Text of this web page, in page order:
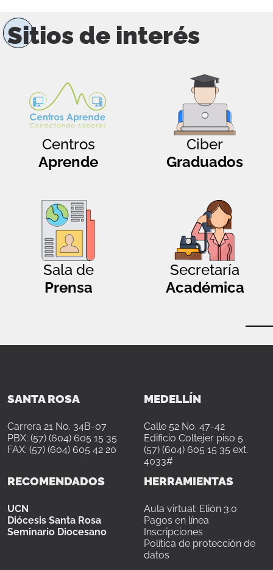
Sitios de interés
Centros
Aprende
Ciber
Graduados
Sala de
Prensa
Secretaría
Académica
SANTA ROSA
Carrera 21 No. 34B-07
PBX: (57) (604) 605 15 35
FAX: (57) (604) 605 42 20
MEDELLÍN
Calle 52 No. 47-42
Edificio Coltejer piso 5
(57) (604) 605 15 35 ext.
4033#
RECOMENDADOS
UCN
Diócesis Santa Rosa
Seminario Diocesano
HERRAMIENTAS
Aula virtual: Elión 3.0
Pagos en línea
Inscripciones
Política de protección de
datos